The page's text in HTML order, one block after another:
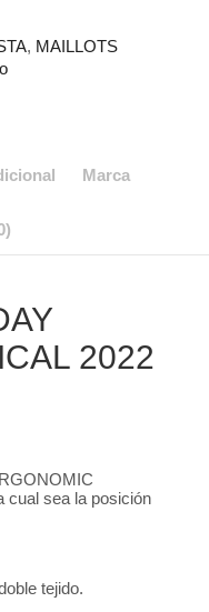
, MAILLOTS
Marca
2022
cual sea la posición
tejido.